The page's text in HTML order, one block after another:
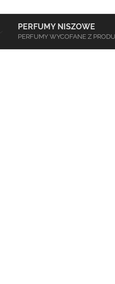
PERFUMY NISZOWE
PERFUMY WYCOFANE Z